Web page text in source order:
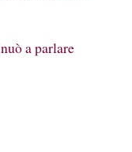
a parlare